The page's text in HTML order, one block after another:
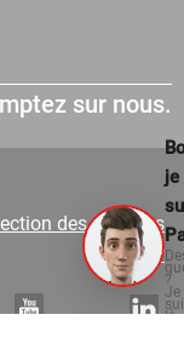
sur nous.
des données
VDP
je
?
Je
là